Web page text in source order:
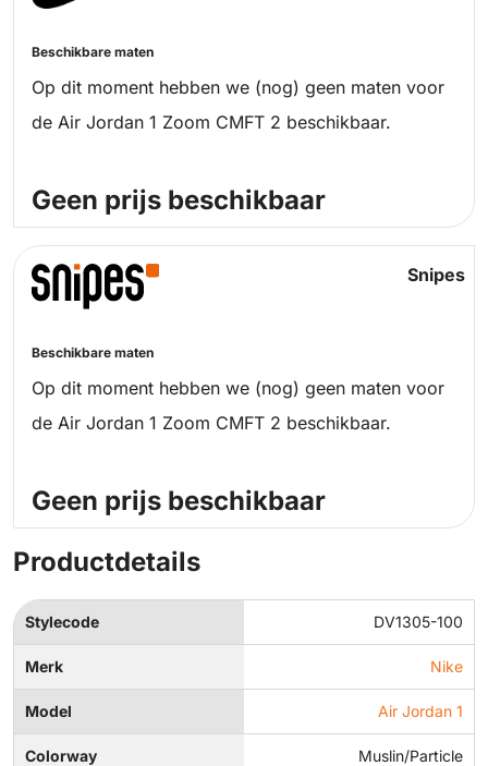
Beschikbare maten
Op dit moment hebben we (nog) geen maten voor
de Air Jordan 1 Zoom CMFT 2 beschikbaar.
Geen prijs beschikbaar
Snipes
Beschikbare maten
Op dit moment hebben we (nog) geen maten voor
de Air Jordan 1 Zoom CMFT 2 beschikbaar.
Geen prijs beschikbaar
Productdetails
Stylecode DV1305-100
Merk Nike
Model Air Jordan 1
Colorway
Muslin/Particle